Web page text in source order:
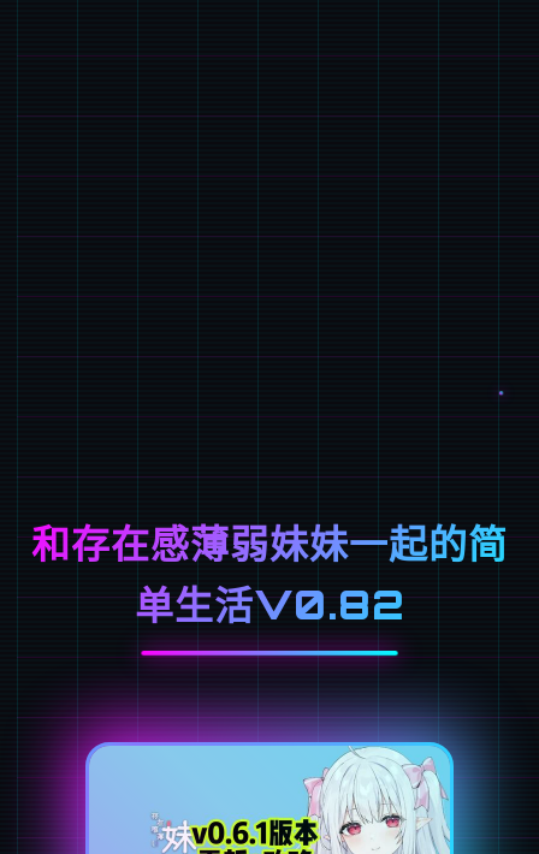
和存在感薄弱妹妹一起的简
单生活V0.82